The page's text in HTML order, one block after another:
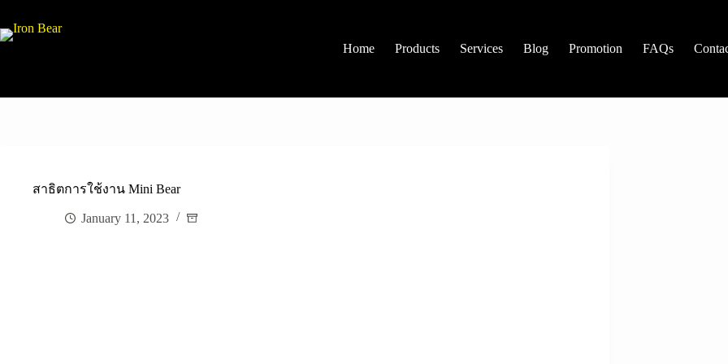
content
Home
Products Services Blog Promotion FAQs
สาธิตการใช้งาน Mini Bear
January 11, 2023